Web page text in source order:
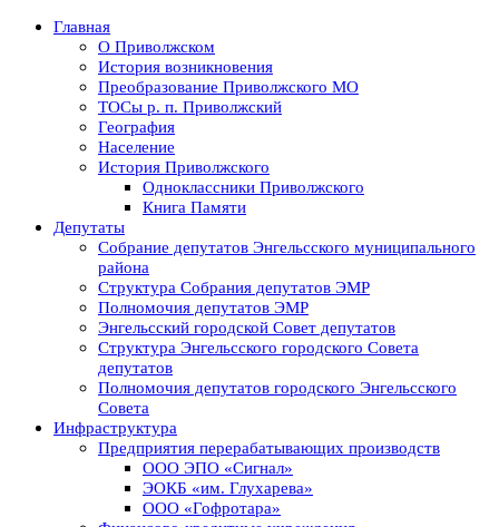
Главная
О Приволжском
История возникновения
Преобразование Приволжского МО
ТОСы р. п. Приволжский
География
Население
История Приволжского
Одноклассники Приволжского
Книга Памяти
Депутаты
Собрание депутатов Энгельсского муниципального
района
Структура Собрания депутатов ЭМР
Полномочия депутатов ЭМР
Энгельсский городской Совет депутатов
Структура Энгельсского городского Совета
депутатов
Полномочия депутатов городского Энгельсского
Совета
Инфраструктура
Предприятия перерабатывающих производств
ООО ЭПО «Сигнал»
ЭОКБ «им. Глухарева»
ООО «Гофротара»